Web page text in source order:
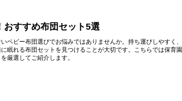
おすすめ布団セット5選
ベビー布団選びでお悩みではありませんか。持ち運びしやすく、
眠れる布団セットを見つけることが大切です。こちらでは保育園
厳選してご紹介します。